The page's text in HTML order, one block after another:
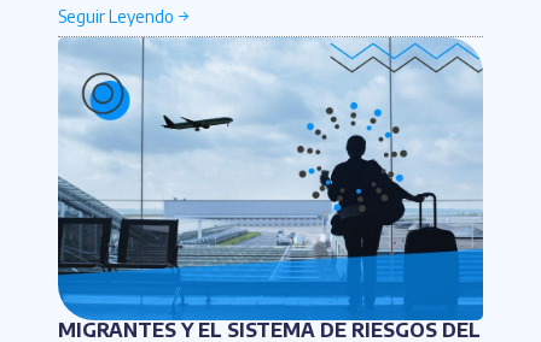
MIGRANTES Y EL SISTEMA DE RIESGOS DEL